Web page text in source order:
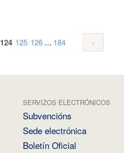
124 125 126... 184
SERVIZOS ELECTRÓNICOS
Subvencións
Sede electrónica
Boletín Oficial